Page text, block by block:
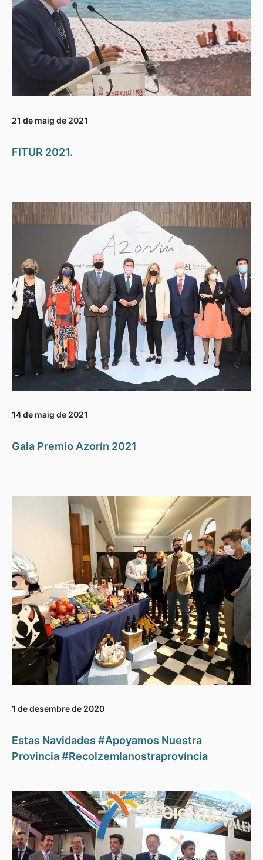
21 de maig de 2021
FITUR 2021.
14 de maig de 2021
Gala Premio Azorín 2021
1 de desembre de 2020
Estas Navidades #Apoyamos Nuestra
Provincia #Recolzemlanostraprovíncia